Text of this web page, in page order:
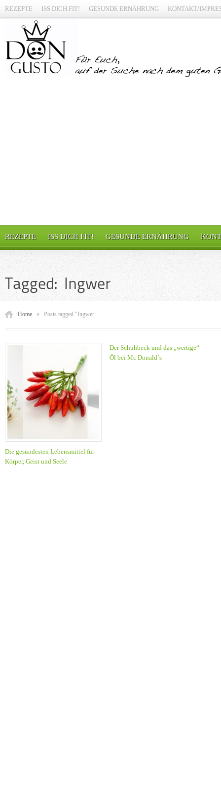
REZEPTE ISS DICH FIT! GESUNDE ERNÄHRUNG KONTAKT/
REZEPTE ISS DICH FIT! GESUNDE ERNÄHRUNG
Tagged: Ingwer
Home » Posts tagged "Ingwer"
Die gesündesten Lebensmittel für
Körper, Geist und Seele
Der Schuhbeck und das „wertige“
Öl bei Mc Donald´s